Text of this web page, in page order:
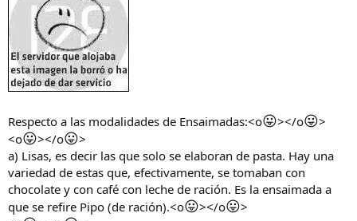
Respecto a las modalidades de Ensaimadas:<o😛></o😛>
<o😛></o😛>
a) Lisas, es decir las que solo se elaboran de pasta. Hay una
variedad de estas que, efectivamente, se tomaban con
chocolate y con café con leche de ración. Es la ensaimada a
que se refire Pipo (de ración).<o😛></o😛>